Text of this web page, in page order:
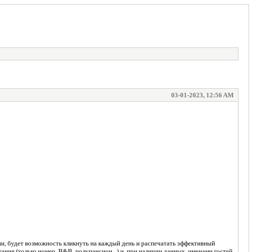
03-01-2023, 12:56 AM
возможность кликнуть на каждый день и распечатать эффективный